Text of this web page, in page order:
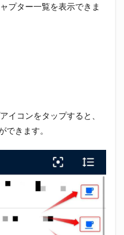
プター一覧を表示できま
イコンをタップすると、
できます。